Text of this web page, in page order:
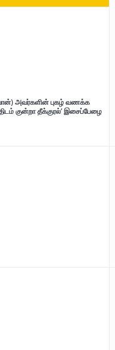
அவர்களின் புகழ் வணக்க
திடம் குன்றா தீக்குரல்’ இசைப்பேழை